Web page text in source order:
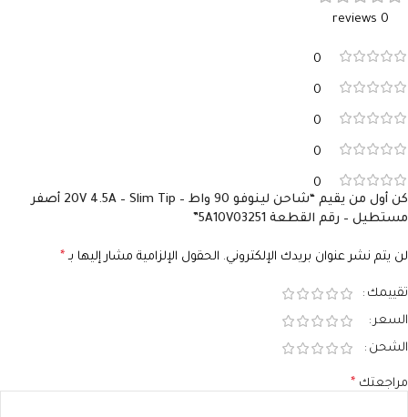
الأمبير 4.5A
السوكيت
0 reviews
0
0
0
0
0
كن أول من يقيم “شاحن لينوفو 90 واط – 20V 4.5A – Slim Tip أصفر
مستطيل – رقم القطعة 5A10V03251”
لن يتم نشر عنوان بريدك الإلكتروني. الحقول الإلزامية مشار إليها بـ *
تقييمك
السعر
الشحن
مراجعتك *